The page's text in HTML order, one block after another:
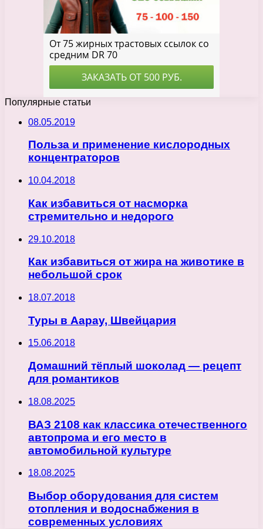
Популярные статьи
08.05.2019
Польза и применение кислородных
концентраторов
10.04.2018
Как избавиться от насморка
стремительно и недорого
29.10.2018
Как избавиться от жира на животике в
небольшой срок
18.07.2018
Туры в Аарау, Швейцария
15.06.2018
Домашний тёплый шоколад — рецепт
для романтиков
18.08.2025
ВАЗ 2108 как классика отечественного
автопрома и его место в
автомобильной культуре
18.08.2025
Выбор оборудования для систем
отопления и водоснабжения в
современных условиях